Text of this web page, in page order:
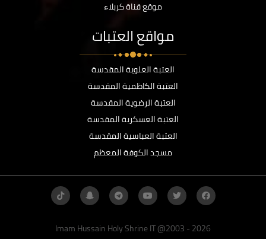
موقع قناة كربلاء
مواقع العتبات
العتبة العلوية المقدسة
العتبة الكاظمية المقدسة
العتبة الرضوية المقدسة
العتبة العسكرية المقدسة
العتبة العباسية المقدسة
مسجد الكوفة المعظم
Imam Hussain Holy Shrine IT @2003 - 2026